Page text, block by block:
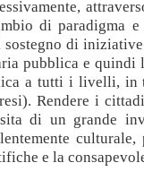
di paradigma
di
pubblica e quindi
a tutti i livelli, in
Rendere i
di un grande
e la